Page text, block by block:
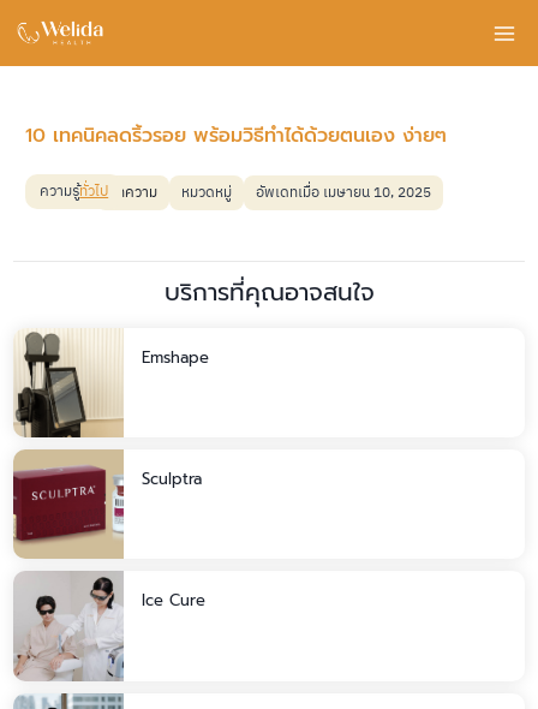
Skip
10 เทคนิคลดริ้วรอย พร้อมวิธีทำได้ด้วยตนเอง ง่ายๆ
ความรู้ทั่วไปบทความ หมวดหมู่ อัพเดทเมื่อ เมษายน 10, 2025
บริการที่คุณอาจสนใจ
Emshape
Sculptra
Ice Cure